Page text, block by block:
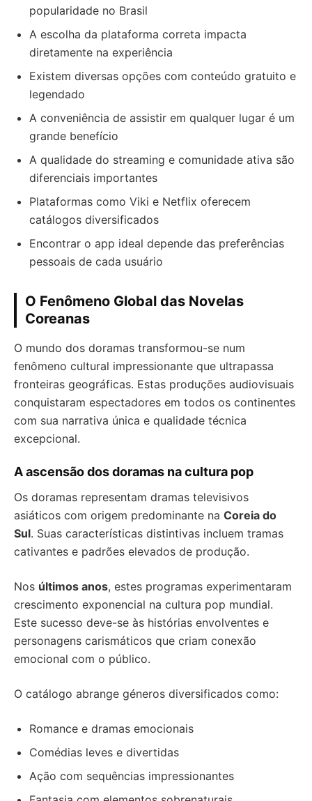
popularidade no Brasil
A escolha da plataforma correta impacta
diretamente na experiência
Existem diversas opções com conteúdo gratuito e
legendado
A conveniência de assistir em qualquer lugar é um
grande benefício
A qualidade do streaming e comunidade ativa são
diferenciais importantes
Plataformas como Viki e Netflix oferecem
catálogos diversificados
Encontrar o app ideal depende das preferências
pessoais de cada usuário
O Fenômeno Global das Novelas
Coreanas
O mundo dos doramas transformou-se num
fenômeno cultural impressionante que ultrapassa
fronteiras geográficas. Estas produções audiovisuais
conquistaram espectadores em todos os continentes
com sua narrativa única e qualidade técnica
excepcional.
A ascensão dos doramas na cultura pop
Os doramas representam dramas televisivos
asiáticos com origem predominante na Coreia do
Sul. Suas características distintivas incluem tramas
cativantes e padrões elevados de produção.
Nos últimos anos, estes programas experimentaram
crescimento exponencial na cultura pop mundial.
Este sucesso deve-se às histórias envolventes e
personagens carismáticos que criam conexão
emocional com o público.
O catálogo abrange géneros diversificados como:
Romance e dramas emocionais
Comédias leves e divertidas
Ação com sequências impressionantes